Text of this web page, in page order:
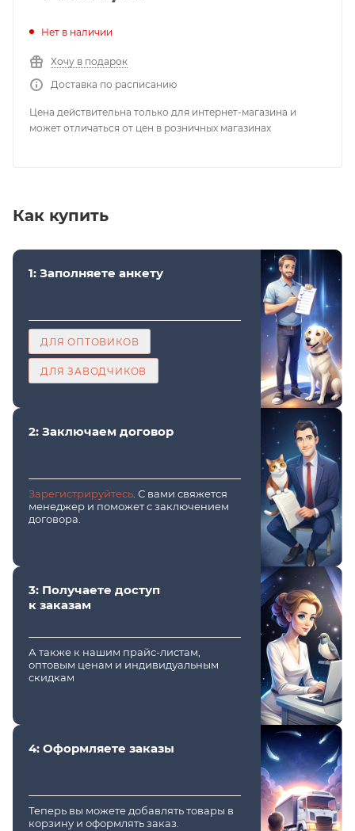
Нет в наличии
Хочу в подарок
Доставка по расписанию
Цена действительна только для интернет-магазина и
может отличаться от цен в розничных магазинах
Как купить
1: Заполняете анкету
ДЛЯ ОПТОВИКОВ
ДЛЯ ЗАВОДЧИКОВ
2: Заключаем договор
Зарегистрируйтесь . С вами свяжется
менеджер и поможет с заключением
договора.
3: Получаете доступ
к заказам
А также к нашим прайс-листам,
оптовым ценам и индивидуальным
скидкам
4: Оформляете заказы
Теперь вы можете добавлять товары в
корзину и оформлять заказ.